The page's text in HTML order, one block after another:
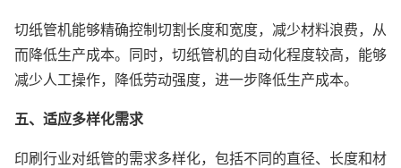
切纸管机能够精确控制切割长度和宽度，减少材料浪费，从
而降低生产成本。同时，切纸管机的自动化程度较高，能够
减少人工操作，降低劳动强度，进一步降低生产成本。
五、适应多样化需求
印刷行业对纸管的需求多样化，包括不同的直径、长度和材